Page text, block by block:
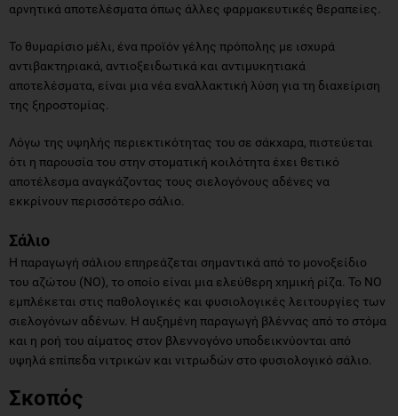
αρνητικά αποτελέσματα όπως άλλες φαρμακευτικές θεραπείες.
Το θυμαρίσιο μέλι, ένα προϊόν γέλης πρόπολης με ισχυρά
αντιβακτηριακά, αντιοξειδωτικά και αντιμυκητιακά
αποτελέσματα, είναι μια νέα εναλλακτική λύση για τη διαχείριση
της ξηροστομίας.
Λόγω της υψηλής περιεκτικότητας του σε σάκχαρα, πιστεύεται
ότι η παρουσία του στην στοματική κοιλότητα έχει θετικό
αποτέλεσμα αναγκάζοντας τους σιελογόνους αδένες να
εκκρίνουν περισσότερο σάλιο.
Σάλιο
Η παραγωγή σάλιου επηρεάζεται σημαντικά από το μονοξείδιο
του αζώτου (NO), το οποίο είναι μια ελεύθερη χημική ρίζα. Το ΝΟ
εμπλέκεται στις παθολογικές και φυσιολογικές λειτουργίες των
σιελογόνων αδένων. Η αυξημένη παραγωγή βλέννας από το στόμα
και η ροή του αίματος στον βλεννογόνο υποδεικνύονται από
υψηλά επίπεδα νιτρικών και νιτρωδών στο φυσιολογικό σάλιο.
Σκοπός